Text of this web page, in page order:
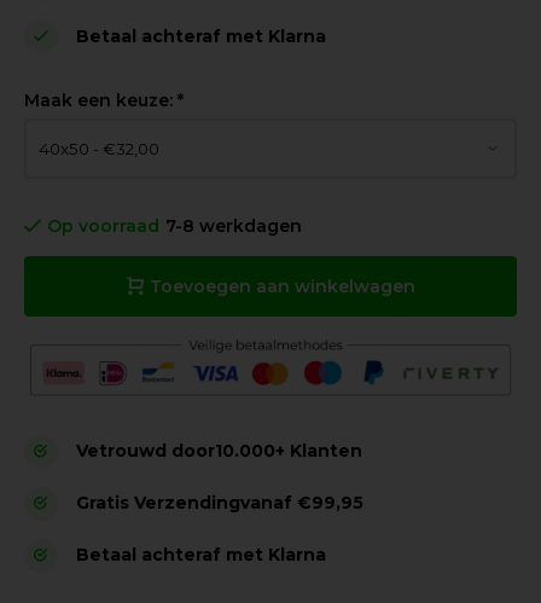
Betaal achteraf met Klarna
Maak een keuze: *
Op voorraad 7-8 werkdagen
Toevoegen aan winkelwagen
Vetrouwd door10.000+ Klanten
Gratis Verzendingvanaf €99,95
Betaal achteraf met Klarna